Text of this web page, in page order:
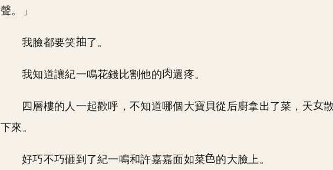
聲。」
我臉都要笑 了。
我知道讓紀一鳴花錢比割他的 還疼。
四層樓的人一起歡呼，不知道哪個大寶貝從后廚拿出了菜，天
下來。
好巧不巧砸到了紀一鳴和許嘉嘉面如菜 的大臉上。